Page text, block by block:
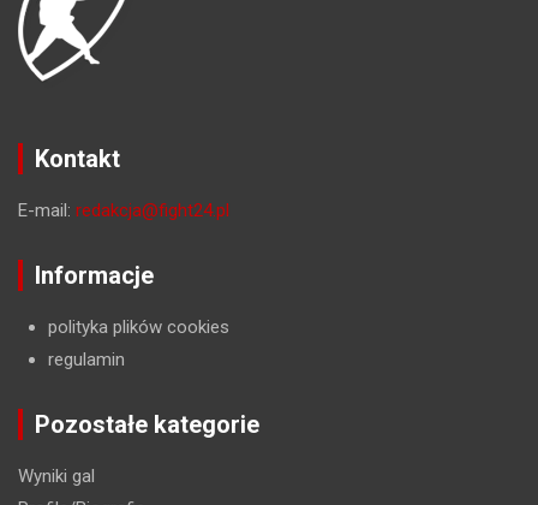
Kontakt
E-mail: redakcja@fight24.pl
Informacje
polityka plików cookies
regulamin
Pozostałe kategorie
Wyniki gal